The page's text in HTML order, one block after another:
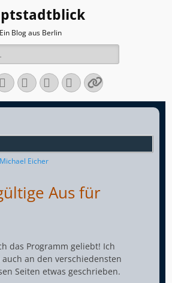
Ein Blog aus Berlin
TwitterLinkedIn
FlickrInstagram
Michael Eicher
Aus für
das Programm geliebt! Ich
an den verschiedensten
Seiten etwas geschrieben.